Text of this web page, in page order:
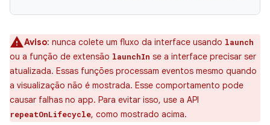
Aviso: nunca colete um fluxo da interface usando launch
ou a função de extensão launchIn se a interface precisar ser
atualizada. Essas funções processam eventos mesmo quando
a visualização não é mostrada. Esse comportamento pode
causar falhas no app. Para evitar isso, use a API
repeatOnLifecycle, como mostrado acima.